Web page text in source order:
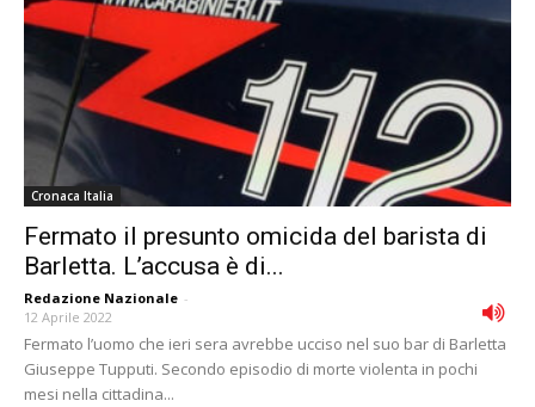
Cronaca Italia
Fermato il presunto omicida del barista di
Barletta. L’accusa è di...
Redazione Nazionale -
12 Aprile 2022
Fermato l’uomo che ieri sera avrebbe ucciso nel suo bar di Barletta
Giuseppe Tupputi. Secondo episodio di morte violenta in pochi
mesi nella cittadina...